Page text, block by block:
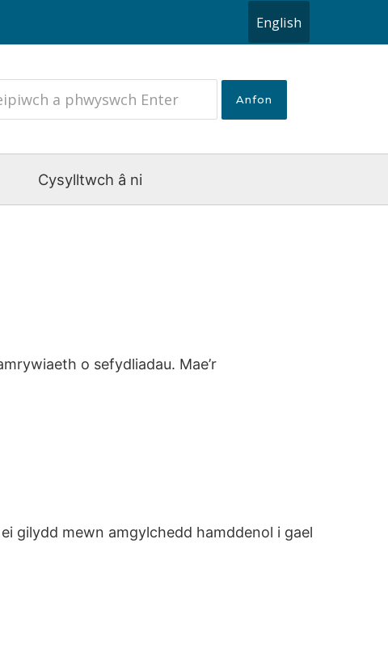
English
Cysylltwch â ni
o sefydliadau. Mae’r
gilydd mewn amgylchedd hamddenol i gael